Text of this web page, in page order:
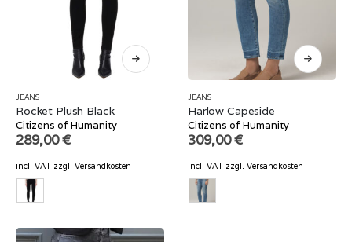
JEANS
Rocket Plush Black
Citizens of Humanity
289,00€
incl. VAT zzgl. Versandkosten
JEANS
Harlow Capeside
Citizens of Humanity
309,00€
incl. VAT zzgl. Versandkosten